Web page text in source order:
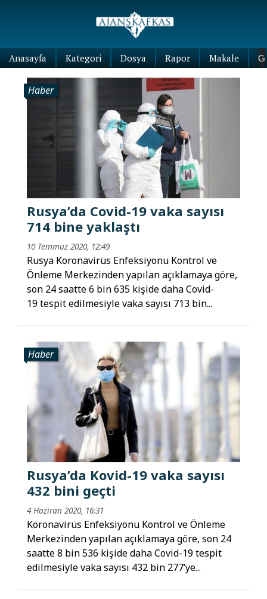
Anasayfa Kategori Dosya Rapor Makale
Haber
Rusya’da Covid-19 vaka sayısı
714 bine yaklaştı
10 Temmuz 2020, 12:49
Rusya Koronavirüs Enfeksiyonu Kontrol ve
Önleme Merkezinden yapılan açıklamaya göre,
son 24 saatte 6 bin 635 kişide daha Covid-
19 tespit edilmesiyle vaka sayısı 713 bin...
Haber
Rusya’da Kovid-19 vaka sayısı
432 bini geçti
4 Haziran 2020, 16:31
Koronavirüs Enfeksiyonu Kontrol ve Önleme
Merkezinden yapılan açıklamaya göre, son 24
saatte 8 bin 536 kişide daha Covid-19 tespit
edilmesiyle vaka sayısı 432 bin 277’ye...